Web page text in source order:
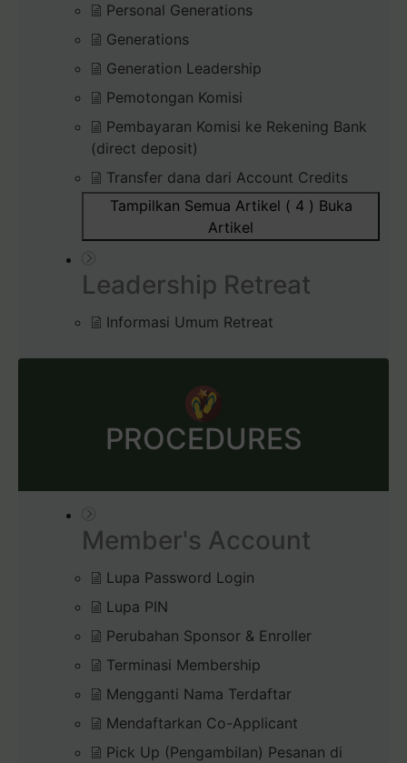
Personal Generations
Generations
Generation Leadership
Pemotongan Komisi
Pembayaran Komisi ke Rekening Bank
(direct deposit)
Transfer dana dari Account Credits
Tampilkan Semua Artikel ( 4 ) Buka
Artikel
Leadership Retreat
Informasi Umum Retreat
PROCEDURES
Member's Account
Lupa Password Login
Lupa PIN
Perubahan Sponsor & Enroller
Terminasi Membership
Mengganti Nama Terdaftar
Mendaftarkan Co-Applicant
Pick Up (Pengambilan) Pesanan di